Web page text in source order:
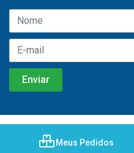
Meus Pedidos